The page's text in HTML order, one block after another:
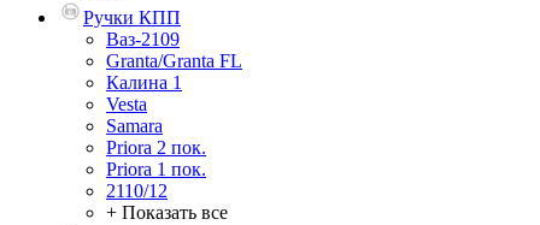
Ручки КПП
Ваз-2109
Granta/Granta FL
Калина 1
Vesta
Samara
Priora 2 пок.
Priora 1 пок.
2110/12
+ Показать все